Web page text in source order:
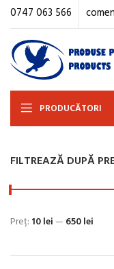
0747 063 566
PRODUCĂTORI
FILTREAZĂ DUPĂ
Preț: 10 lei— 650 lei